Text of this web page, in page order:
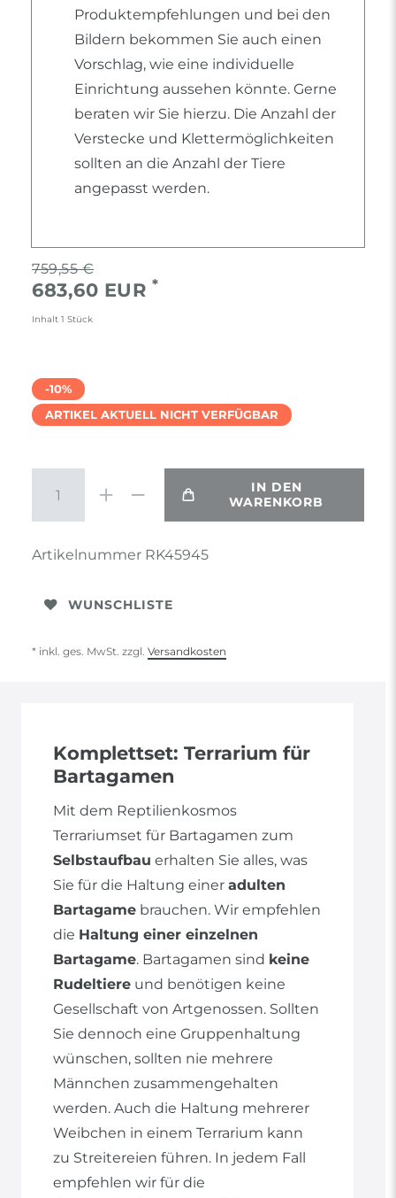
Produktempfehlungen und bei den
Bildern bekommen Sie auch einen
Vorschlag, wie eine individuelle
Einrichtung aussehen könnte. Gerne
beraten wir Sie hierzu. Die Anzahl der
Verstecke und Klettermöglichkeiten
sollten an die Anzahl der Tiere
angepasst werden.
759,55 €
683,60 EUR *
Inhalt 1 Stück
-10%
ARTIKEL AKTUELL NICHT VERFÜGBAR
IN DEN
WARENKORB
Artikelnummer RK45945
WUNSCHLISTE
* inkl. ges. MwSt. zzgl. Versandkosten
Komplettset: Terrarium für
Bartagamen
Mit dem Reptilienkosmos
Terrariumset für Bartagamen zum
Selbstaufbau erhalten Sie alles, was
Sie für die Haltung einer adulten
Bartagame brauchen. Wir empfehlen
die Haltung einer einzelnen
Bartagame. Bartagamen sind keine
Rudeltiere und benötigen keine
Gesellschaft von Artgenossen. Sollten
Sie dennoch eine Gruppenhaltung
wünschen, sollten nie mehrere
Männchen zusammengehalten
werden. Auch die Haltung mehrerer
Weibchen in einem Terrarium kann
zu Streitereien führen. In jedem Fall
empfehlen wir für die